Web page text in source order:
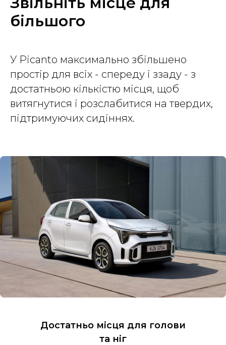
більшого
У Picanto максимально збільшено
простір для всіх - спереду і ззаду - з
достатньою кількістю місця, щоб
витягнутися і розслабитися на твердих,
підтримуючих сидіннях.
Достатньо місця для голови
та ніг